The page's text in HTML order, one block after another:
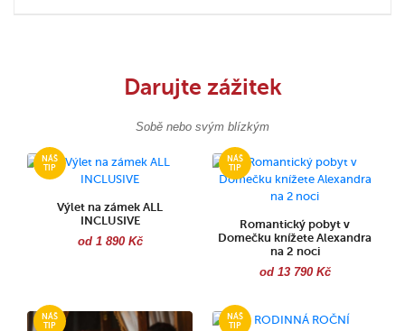
Darujte zážitek
Sobě nebo svým blízkým
Výlet na zámek ALL
INCLUSIVE
od 1 890 Kč
Romantický pobyt v
Domečku knížete Alexandra
na 2 noci
od 13 790 Kč